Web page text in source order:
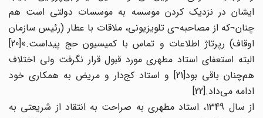
ایشان در نزدیک کردن موسسه به موسسات دولتی است هم‌
چنان¬که از مصاحبه¬ی تلویزیونی، ملاقات با عطار (رئیس سازمان
اوقاف) رپرتاژ اطلاعات و تماس با کمیسیون حج پیداست.»[20]
البته استعفای استاد مطهری مورد قبول قرار نگرفت ولی اختلاف
هم‌چنان باقی بود[21] و استاد کج‌دار و مریض به همکاری خود
ادامه می‌داد.[22]
از سال 1349، استاد مطهری به صراحت به انتقاد از شریعتی به